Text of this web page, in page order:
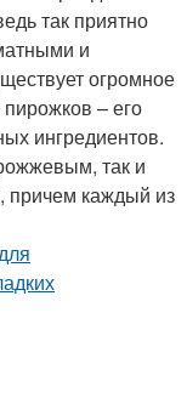
так приятно
и
огромное
– его
ингредиентов.
так и
причем каждый из